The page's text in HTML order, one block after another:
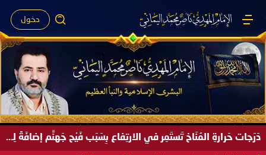
دخول
دَرَجات حَرارةِ المُنَاخ تَستَمِر في الارتِفاع بِسَبَب فَيْح جَهنَّم إضافَةً لِحرارةِ الشَّمس في مُحكَم القُرآن العَظيم ..